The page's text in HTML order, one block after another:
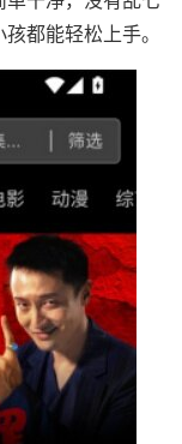
都能轻松上手。